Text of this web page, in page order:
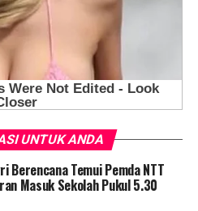
UNTUK ANDA
Berencana Temui Pemda NTT
Masuk Sekolah Pukul 5.30